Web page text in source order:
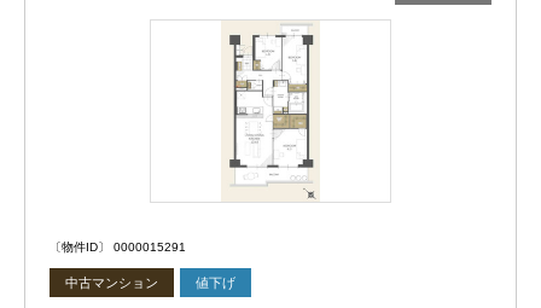
〔物件ID〕 0000015291
中古マンション 値下げ